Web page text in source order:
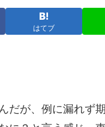
はてブ
だが、例に漏れず